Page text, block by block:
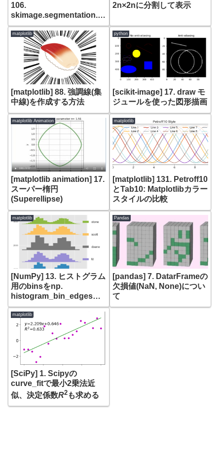
106.
skimage.segmentation.e
xpand_labelsによるラベ
ル領域の非オーバーラップ
展開
2n×2nに分割して表示
matplotlib
[matplotlib] 88. 強調線(集
中線)を作成する方法
python
[scikit-image] 17. draw モ
ジュールを使った図形描画
matplotlib Animation
[matplotlib animation] 17.
スーパー楕円
(Superellipse)
matplotlib
[matplotlib] 131. Petroff10
とTab10: Matplotlibカラー
スタイルの比較
matplotlib
[NumPy] 13. ヒストグラム
用のbinsをnp.
histogram_bin_edgesで
作成
Pandas
[pandas] 7. DatarFrameの
欠損値(NaN, None)につい
て
matplotlib
[SciPy] 1. Scipyの
curve_fitで最小2乗法近
似、決定係数R2 も求める